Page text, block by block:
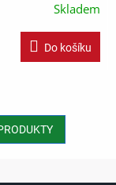
Skladem
Do košíku